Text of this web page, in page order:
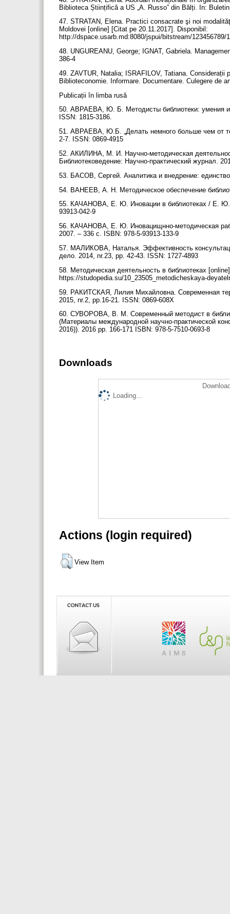
Biblioteca Științifică a US „A. Russo” din Bălți. In:
47. STRATAN, Elena. Practici consacrate şi noi
Moldovei [online] [Citat pe 20.11.2017]. Disponibil:
http://dspace.usarb.md:8080/jspui/bitstream/
48. UNGUREANU, George; IGNAT, Gabriela.
386-4
49. ZAVTUR, Natalia; ISRAFILOV, Tatiana.
Biblioteconomie. Informare. Documentare. Culegere de
Publicații în limba rusă
50. АВРАЕВА, Ю. Б. Методисты библиотеки: умения
ISSN: 1815-3186.
51. АВРАЕВА, Ю.Б. „Делать немного больше чем от
2-7. ISSN: 0869-4915
52. АКИЛИНА, М. И. Научно-методическая
Библиотековедение: Научно-практический журнал.
53. БАСОВ, Сергей. Аналитика и внедрение:
54. ВАНЕЕВ, А. Н. Методическое обеспечение
55. КАЧАНОВА, Е. Ю. Иновации в библиотеках / Е. Ю.
93913-042-9
56. КАЧАНОВА, Е. Ю. Иновацищнно-методическая
2007. – 336 с. ISBN: 978-5-93913-133-9
57. МАЛИКОВА, Наталья. Эффективность
дело. 2014, nr.23, pp. 42-43. ISSN: 1727-4893
58. Методическая деятельность в библиотеках
https://studopedia.su/10_23505_metodicheskaya-
59. РАКИТСКАЯ, Лилия Михайловна. Современная
2015, nr.2, pp.16-21. ISSN: 0869-608X
60. СУВОРОВА, В. М. Современный методист в
(Материалы международной научно-практической
2016)). 2016 pp. 166-171 ISBN: 978-5-7510-0693-8
Downloads
Loading...
Actions (login required)
View Item